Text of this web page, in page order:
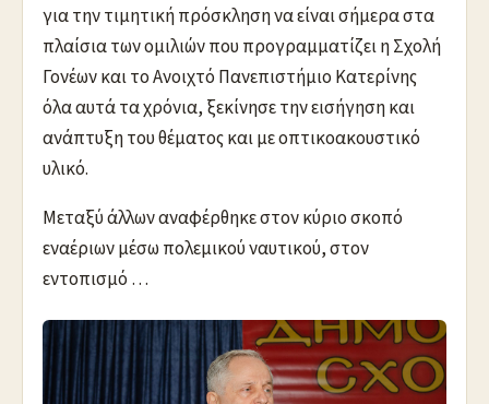
για την τιμητική πρόσκληση να είναι σήμερα στα
πλαίσια των ομιλιών που προγραμματίζει η Σχολή
Γονέων και το Ανοιχτό Πανεπιστήμιο Κατερίνης
όλα αυτά τα χρόνια, ξεκίνησε την εισήγηση και
ανάπτυξη του θέματος και με οπτικοακουστικό
υλικό.
Μεταξύ άλλων αναφέρθηκε στον κύριο σκοπό
εναέριων μέσω πολεμικού ναυτικού, στον
εντοπισμό …